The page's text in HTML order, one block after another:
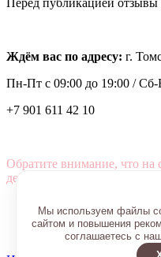
Перед публикацией
Ждём вас по адресу: г.
Пн-Пт с 09:00 до 19:00 /Сб-
+7 901 611 42 10
Обратите внимание, что на
действующие при первом
Мы используем файлы
сайтом и повышения
соглашаетесь с